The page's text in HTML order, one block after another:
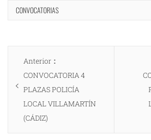
CONVOCATORIAS
Navegación
entradas
Anterior
anterior:
CONVOCATORIA 4
PLAZAS POLICÍA
LOCAL VILLAMARTÍN
(CÁDIZ)